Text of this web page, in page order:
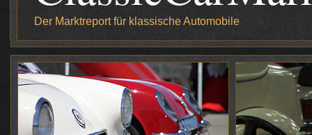
Der Marktreport für klassische Automobile